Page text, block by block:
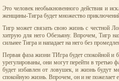
Это человек необыкновенного действия и
женщины-Тигра будет множество
Тигр может связать свою жизнь с честной
хитрую для него Обезьяну. Впрочем, Тигр
сильнее Тигра и нападает на него без
Первая фаза жизни ТИгра будет спокойной и
урегулированы, они могут перейти в третью
будет избавлен от ловушек, и жизнь будут
спокойную жизнь. Впрочем, он и не пожелает